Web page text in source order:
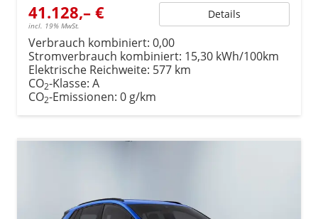
41.128,– €
incl. 19% MwSt.
Details
Verbrauch kombiniert: 0,00
Stromverbrauch kombiniert: 15,30 kWh/100km
Elektrische Reichweite: 577 km
CO2-Klasse: A
CO2-Emissionen: 0 g/km